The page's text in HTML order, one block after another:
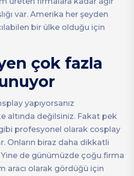
var. Amerika her şeyden
bir ülke olduğu için
çok fazla
yapıyorsanız
altında değilsiniz. Fakat pek
profesyonel olarak cosplay
Onların biraz daha dikkatli
de günümüzde çoğu firma
aracı olarak gördüğü için